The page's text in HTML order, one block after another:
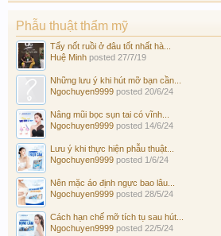
Phẫu thuật thẩm mỹ
Tẩy nốt ruồi ở đâu tốt nhất hà...
Huệ Minh posted 27/7/19
Những lưu ý khi hút mỡ bạn cần...
Ngochuyen9999 posted 20/6/24
Nâng mũi bọc sụn tai có vĩnh...
Ngochuyen9999 posted 14/6/24
Lưu ý khi thực hiện phẫu thuật...
Ngochuyen9999 posted 1/6/24
Nên mặc áo định ngực bao lâu...
Ngochuyen9999 posted 28/5/24
Cách hạn chế mỡ tích tụ sau hút...
Ngochuyen9999 posted 22/5/24